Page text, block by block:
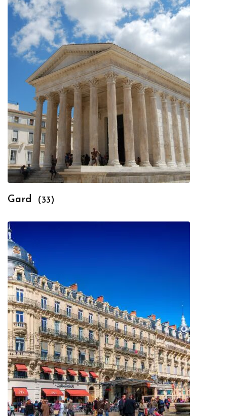
Gard (33)